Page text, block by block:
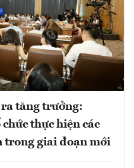
tăng trưởng:
thực hiện các
trong giai đoạn mới